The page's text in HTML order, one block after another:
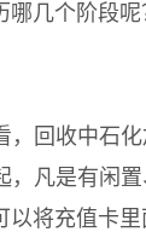
几个阶段呢
收中石化
，凡是有闲
以将充值卡